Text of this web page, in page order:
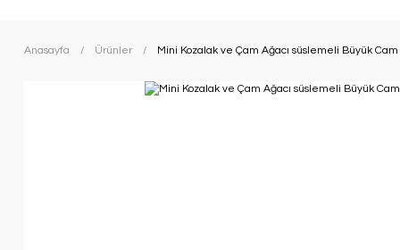
Anasayfa Ürünler Mini Kozalak ve Çam Ağacı süslemeli Büyük